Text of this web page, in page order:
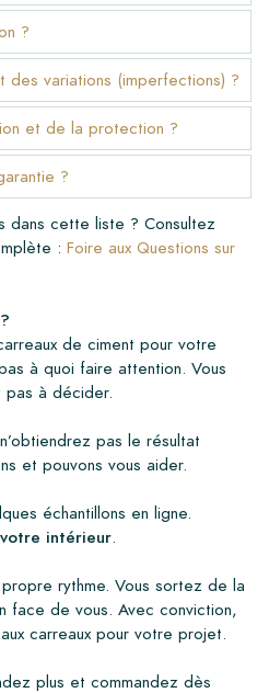
?
des variations (imperfections) ?
et de la protection ?
?
dans cette liste ? Consultez
: Foire aux Questions sur
de ciment pour votre
à quoi faire attention. Vous
pas à décider.
pas le résultat
et pouvons vous aider.
échantillons en ligne.
intérieur.
rythme. Vous sortez de la
face de vous. Avec conviction,
carreaux pour votre projet.
plus et commandez dès